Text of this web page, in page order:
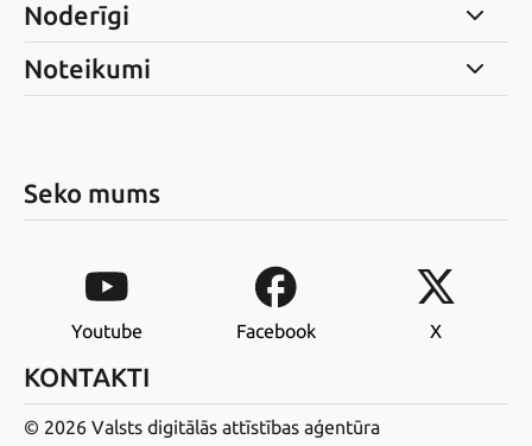
Noderīgi
Noteikumi
Seko mums
Youtube Facebook X
KONTAKTI
© 2026 Valsts digitālās attīstības aģentūra